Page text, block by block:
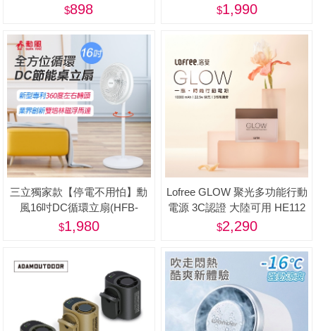
898 1,990
三立獨家款【停電不用怕】勳
風16吋DC循環立扇(HFB-
S1608)
1,980
Lofree GLOW 聚光多功能行動
電源 3C認證 大陸可用 HE112
2,290